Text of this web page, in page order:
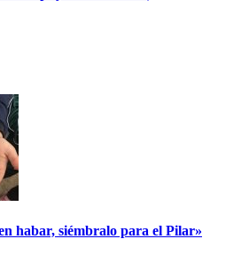
habar, siémbralo para el Pilar»